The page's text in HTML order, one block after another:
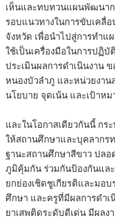
เห็นและทบทวนแผนพัฒนาก
รอบแนวทางในการขับเคลื่
จังหวัด เพื่อนำไปสู่การทำ
ใช้เป็นเครื่องมือในการปฏิ
ประเมินผลการดำเนินงาน
หนองบัวลำภู และหน่วยงา
นโยบาย จุดเน้น และเป้าห
และในโอกาสเดียวกันนี้ กร
ให้สถานศึกษาและบุคลากร
ฐานะสถานศึกษาสีขาว ปลอ
ภูมิคุ้มกัน ร่วมกันป้องกันแล
ยกย่องเชิดชูเกียรติและมอ
ศึกษา และครูที่มีผลการดำ
ยาเสพติดระดับดีเด่น มีผล